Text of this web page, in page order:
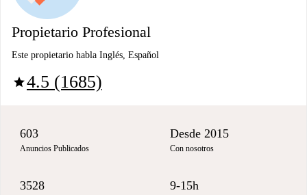
Propietario Profesional
Este propietario habla Inglés, Español
star4.5 (1685)
603
Anuncios Publicados
Desde 2015
Con nosotros
3528 9-15h